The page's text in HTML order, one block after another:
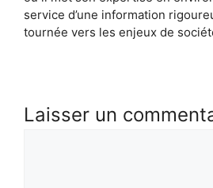
service d’une information
tournée vers les enjeux de
Laisser un